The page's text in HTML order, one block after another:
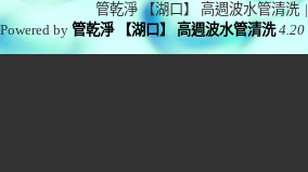
管乾淨 【湖口】 高週波水管清洗 |
Powered by管乾淨 【湖口】 高週波水管清洗 4.20